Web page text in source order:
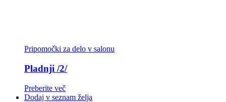
Pripomočki za delo v salonu
Pladnji /2/
Preberite več
Dodaj v seznam želja